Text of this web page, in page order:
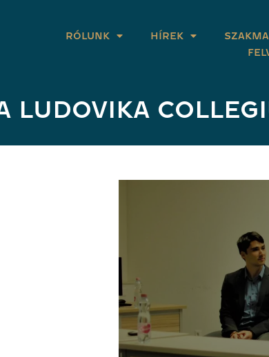
RÓLUNK HÍREK
LUDOVIKA